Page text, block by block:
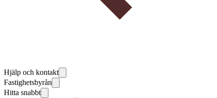
Hjälp och kontakt
Fastighetsbyrån
Hitta snabbt